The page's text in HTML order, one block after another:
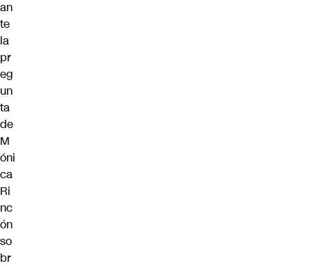
an
te
la
pr
eg
un
ta
de
M
óni
ca
Ri
nc
ón
so
br